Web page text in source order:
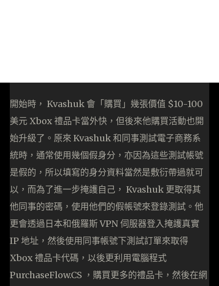
開始時， Kvashuk 會「購買」幾張價值 $10-100
美元 Xbox 禮品卡當外快，但後來他購買活動也開
始升級了。原來 Kvashuk 和同事測試電子商務系
統時，通常使用幾個假身分，亦因為這些測試帳號
是假的，所以填寫的身分資料當然是敷衍帶過就可
以，而為了進一步掩護自己， Kvashuk 更取得其
他同事的密碼，使用他們的假帳號來登錄測試。他
更會透過日本和俄羅斯 VPN 伺服器登入掩護真實
IP 地址，然後使用同事帳號下測試訂單來取得
Xbox 禮品卡代碼，以後更利用電腦程式
PurchaseFlow.CS ，購買更多的禮品卡，然後在網